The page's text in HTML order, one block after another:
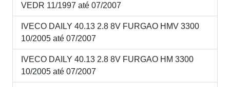
VEDR 11/1997 até 07/2007
IVECO DAILY 40.13 2.8 8V FURGAO HMV 3300
10/2005 até 07/2007
IVECO DAILY 40.13 2.8 8V FURGAO HM 3300
10/2005 até 07/2007